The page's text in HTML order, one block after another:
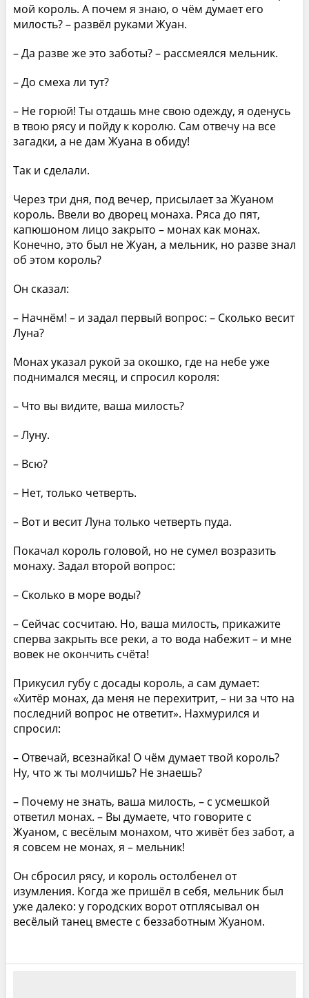
мой король. А почем я знаю, о чём думает его
милость? – развёл руками Жуан.
– Да разве же это заботы? – рассмеялся мельник.
– До смеха ли тут?
– Не горюй! Ты отдашь мне свою одежду, я оденусь
в твою рясу и пойду к королю. Сам отвечу на все
загадки, а не дам Жуана в обиду!
Так и сделали.
Через три дня, под вечер, присылает за Жуаном
король. Ввели во дворец монаха. Ряса до пят,
капюшоном лицо закрыто – монах как монах.
Конечно, это был не Жуан, а мельник, но разве знал
об этом король?
Он сказал:
– Начнём! – и задал первый вопрос: – Сколько весит
Луна?
Монах указал рукой за окошко, где на небе уже
поднимался месяц, и спросил короля:
– Что вы видите, ваша милость?
– Луну.
– Всю?
– Нет, только четверть.
– Вот и весит Луна только четверть пуда.
Покачал король головой, но не сумел возразить
монаху. Задал второй вопрос:
– Сколько в море воды?
– Сейчас сосчитаю. Но, ваша милость, прикажите
сперва закрыть все реки, а то вода набежит – и мне
вовек не окончить счёта!
Прикусил губу с досады король, а сам думает:
«Хитёр монах, да меня не перехитрит, – ни за что на
последний вопрос не ответит». Нахмурился и
спросил:
– Отвечай, всезнайка! О чём думает твой король?
Ну, что ж ты молчишь? Не знаешь?
– Почему не знать, ваша милость, – с усмешкой
ответил монах. – Вы думаете, что говорите с
Жуаном, с весёлым монахом, что живёт без забот, а
я совсем не монах, я – мельник!
Он сбросил рясу, и король остолбенел от
изумления. Когда же пришёл в себя, мельник был
уже далеко: у городских ворот отплясывал он
весёлый танец вместе с беззаботным Жуаном.